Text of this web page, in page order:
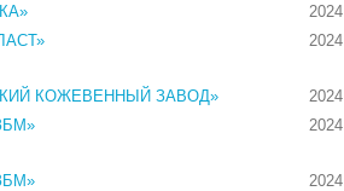
2024
2024
КОЖЕВЕННЫЙ ЗАВОД»
2024
2024
2024